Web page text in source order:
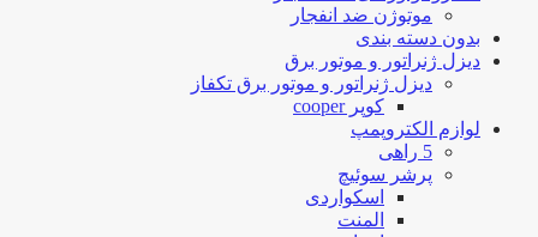
موتوژن ضد انفجار
بدون دسته بندی
دیزل ژنراتور و موتور برق
دیزل ژنراتور و موتور برق تکفاز
کوپر cooper
لوازم الکتروپمپ
5 راهی
پرشر سوئیچ
اسکواردی
المنت